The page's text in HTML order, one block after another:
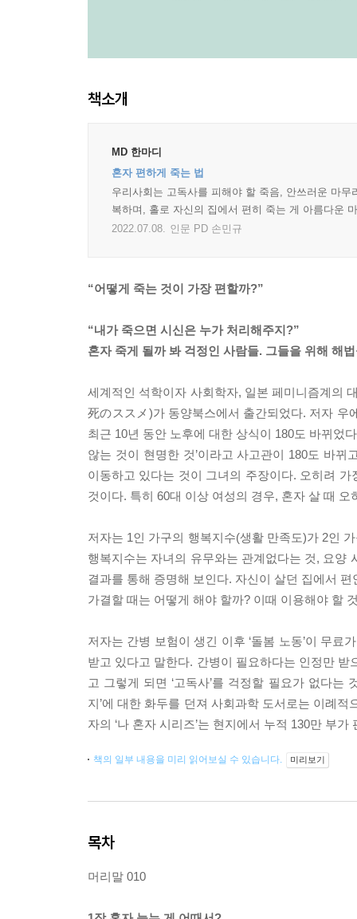
책소개
MD 한마디
혼자 편하게 죽는 법
우리사회는 고독사를 피해야 할 죽음, 안쓰러운 마
복하며, 홀로 자신의 집에서 편히 죽는 게 아름다운
2022.07.08. 인문 PD 손민규
“어떻게 죽는 것이 가장 편할까?”
“내가 죽으면 시신은 누가 처리해주지?”
혼자 죽게 될까 봐 걱정인 사람들. 그들을 위해 해
세계적인 석학이자 사회학자, 일본 페미니즘계의
死のススメ)가 동양북스에서 출간되었다. 저자 우
최근 10년 동안 노후에 대한 상식이 180도 바뀌었
않는 것이 현명한 것’이라고 사고관이 180도 바뀌
이동하고 있다는 것이 그녀의 주장이다. 오히려 가
것이다. 특히 60대 이상 여성의 경우, 혼자 살 때
저자는 1인 가구의 행복지수(생활 만족도)가 2인
행복지수는 자녀의 유무와는 관계없다는 것, 요양
결과를 통해 증명해 보인다. 자신이 살던 집에서
가결할 때는 어떻게 해야 할까? 이때 이용해야 할
저자는 간병 보험이 생긴 이후 ‘돌봄 노동’이 무
받고 있다고 말한다. 간병이 필요하다는 인정만
고 그렇게 되면 ‘고독사’를 걱정할 필요가 없다
지’에 대한 화두를 던져 사회과학 도서로는 이례
자의 ‘나 혼자 시리즈’는 현지에서 누적 130만 부
책의 일부 내용을 미리 읽어보실 수 있습니다. 미리보기
목차
머리말 010